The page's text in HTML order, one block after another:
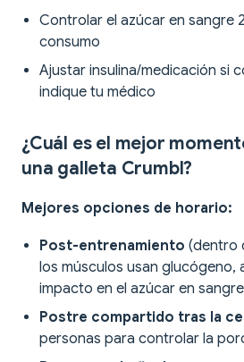
Controlar el azúcar en sangre
consumo
Ajustar insulina/medicación si
indique tu médico
¿Cuál es el mejor
una galleta Crumbl?
Mejores opciones de horario:
Post-entrenamiento (dentro
los músculos usan glucógeno,
impacto en el azúcar en sangre
Postre compartido tras la
personas para controlar la